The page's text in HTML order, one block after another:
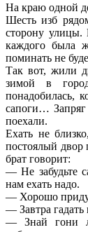
На краю одной
Шесть изб
сторону улицы.
каждого была
поминать не
Так вот, жили
зимой в
понадобилась,
сапоги…
поехали.
Ехать не
постоялый двор
брат говорит:
— Не забудьте
нам ехать надо.
— Хорошо
— Завтра гадать
— Знай гони